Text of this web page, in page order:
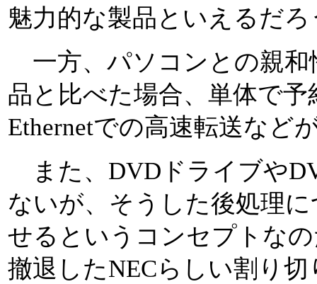
魅力的な製品といえるだろ
一方、パソコンとの親和
品と比べた場合、単体で
Ethernetでの高速転送など
また、DVDドライブや
ないが、そうした後処理
せるというコンセプトな
撤退したNECらしい割り